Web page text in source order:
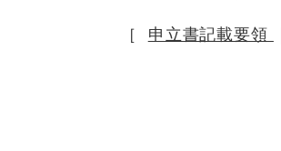
［ 申立書記載要領